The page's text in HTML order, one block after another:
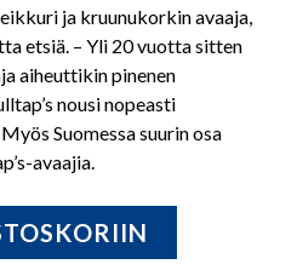
ja kruunukorkin avaaja,
etsiä. – Yli 20 vuotta sitten
aiheuttikin pinenen
nousi nopeasti
Suomessa suurin osa
avaajia.